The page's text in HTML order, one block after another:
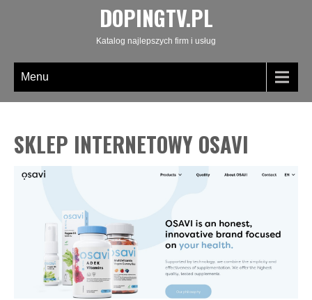
DOPINGTV.PL
Katalog najlepszych firm i usług
Menu
SKLEP INTERNETOWY OSAVI